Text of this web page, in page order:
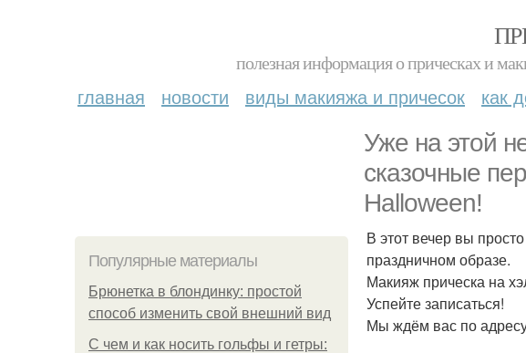
полезная информация о прическах и
главная новости виды макияжа и причесок как
Уже на этой
сказочные
Halloween!
Популярные материалы
Брюнетка в блондинку: простой
способ изменить свой внешний вид
С чем и как носить гольфы и гетры:
В этот вечер вы
праздничном образе.
Макияж прическа на
Успейте записаться!
Мы ждём вас по